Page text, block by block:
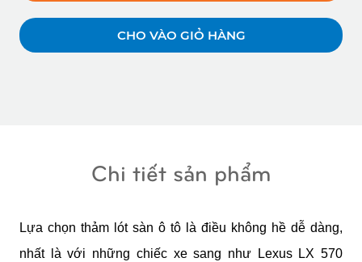
CHO VÀO GIỎ HÀNG
Chi tiết sản phẩm
Lựa chọn thảm lót sàn ô tô là điều không hề dễ dàng,
nhất là với những chiếc xe sang như Lexus LX 570